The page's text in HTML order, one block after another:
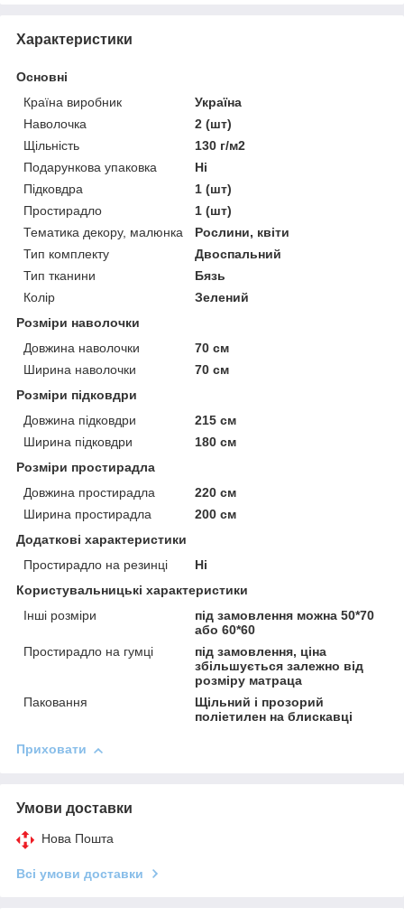
Характеристики
Основні
Країна виробник
Україна
Наволочка
2 (шт)
Щільність
130 г/м2
Подарункова упаковка
Ні
Підковдра
1 (шт)
Простирадло
1 (шт)
Тематика декору, малюнка
Рослини, квіти
Тип комплекту
Двоспальний
Тип тканини
Бязь
Колір
Зелений
Розміри наволочки
Довжина наволочки
70 см
Ширина наволочки
70 см
Розміри підковдри
Довжина підковдри
215 см
Ширина підковдри
180 см
Розміри простирадла
Довжина простирадла
220 см
Ширина простирадла
200 см
Додаткові характеристики
Простирадло на резинці
Ні
Користувальницькі характеристики
Інші розміри
під замовлення можна 50*70
або 60*60
Простирадло на гумці
під замовлення, ціна
збільшується залежно від
розміру матраца
Паковання
Щільний і прозорий
поліетилен на блискавці
Приховати
Умови доставки
Нова Пошта
Всі умови доставки